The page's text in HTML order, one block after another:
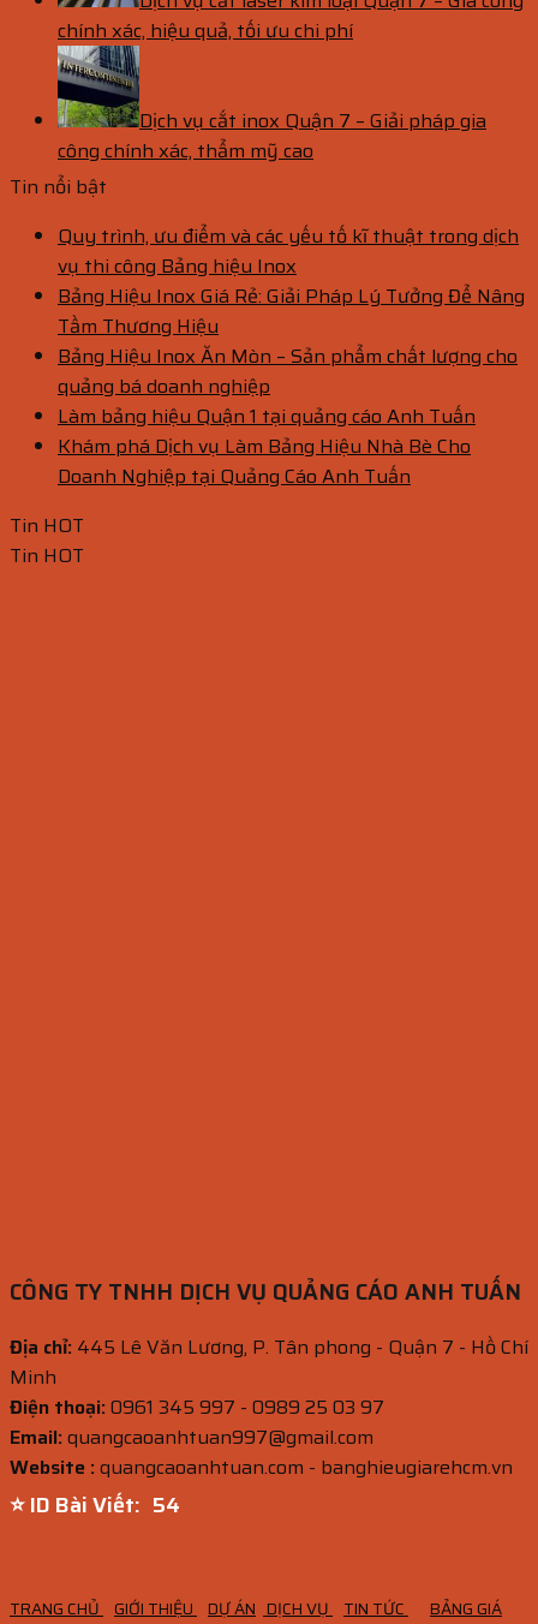
chính xác, hiệu quả, tối ưu chi phí
Dịch vụ cắt inox Quận 7 – Giải pháp gia
công chính xác, thẩm mỹ cao
Tin nổi bật
Quy trình, ưu điểm và các yếu tố kĩ thuật trong dịch
vụ thi công Bảng hiệu Inox
Bảng Hiệu Inox Giá Rẻ: Giải Pháp Lý Tưởng Để Nâng
Tầm Thương Hiệu
Bảng Hiệu Inox Ăn Mòn – Sản phẩm chất lượng cho
quảng bá doanh nghiệp
Làm bảng hiệu Quận 1 tại quảng cáo Anh Tuấn
Khám phá Dịch vụ Làm Bảng Hiệu Nhà Bè Cho
Doanh Nghiệp tại Quảng Cáo Anh Tuấn
Tin HOT
Tin HOT
CÔNG TY TNHH DỊCH VỤ QUẢNG CÁO ANH TUẤN
Địa chỉ: 445 Lê Văn Lương, P. Tân phong - Quận 7 - Hồ Chí
Minh
Điện thoại:0961 345 997 - 0989 25 03 97
Email:quangcaoanhtuan997@gmail.com
Website :quangcaoanhtuan.com - banghieugiarehcm.vn
⭐ ID Bài Viết: 53
TRANG CHỦ GIỚI THIỆU DỰ ÁN DỊCH VỤ TIN TỨC
BẢNG GIÁ